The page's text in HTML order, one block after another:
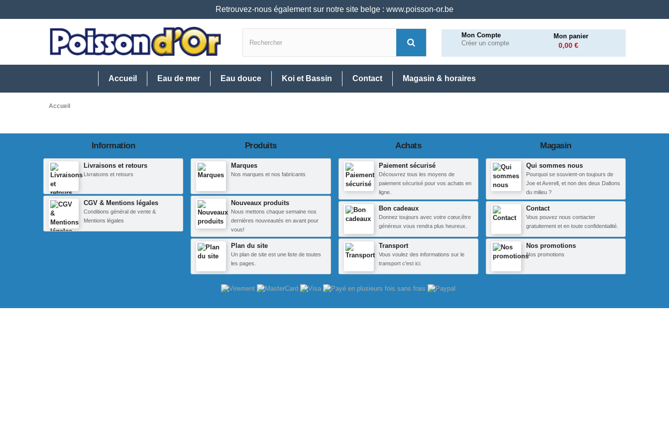
Retrouvez-nous également sur notre site belge : www.poisson-or.be
Mon Compte
Créer un compte
Mon panier
0,00 €
Accueil Eau de mer Eau douce Koi et Bassin Contact Magasin & horaires
Accueil
Information
Livraisons et retours
Livraisons et retours
CGV & Mentions légales
Conditions général de vente &
Mentions légales
Produits
Marques
Nos marques et nos fabricants
Nouveaux produits
Nous mettons chaque semaine nos
dernières nouveautés en avant pour
vous!
Plan du site
Un plan de site est une liste de toutes
les pages.
Achats
Paiement sécurisé
Découvrez tous les moyens de
paiement sécurisé pour vos achats en
ligne.
Bon cadeaux
Donnez toujours avec votre cœur,être
généreux vous rendra plus heureux.
Transport
Vous voulez des informations sur le
transport c'est ici.
Magasin
Qui sommes nous
Pourquoi se souvient-on toujours de
Joe et Averell, et non des deux Daltons
du milieu ?
Contact
Vous pouvez nous contacter
gratuitement et en toute confidentialité.
Nos promotions
Nos promotions